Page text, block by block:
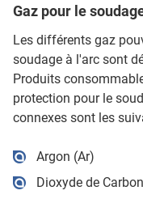
Gaz pour le
Les différents gaz
soudage à l'arc sont
Produits
protection pour le
connexes sont les
Argon (Ar)
Dioxyde de